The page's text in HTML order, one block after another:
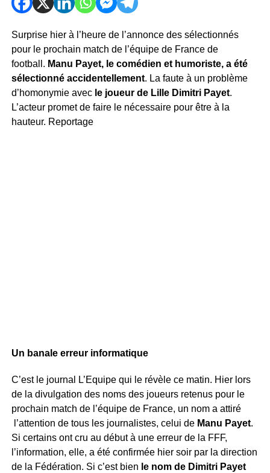
Surprise hier à l’heure de l’annonce des sélectionnés
pour le prochain match de l’équipe de France de
football. Manu Payet, le comédien et humoriste, a été
sélectionné accidentellement. La faute à un problème
d’homonymie avecle joueur de Lille Dimitri Payet.
L’acteur promet de faire le nécessaire pour être à la
hauteur. Reportage
Un banale erreur informatique
C’est le journal L’Equipe qui le révèle ce matin. Hier lors
de la divulgation des noms des joueurs retenus pour le
prochain match de l’équipe de France, un nom a attiré
l’attention de tous les journalistes, celui de Manu Payet.
Si certains ont cru au début à une erreur de la FFF,
l’information, elle, a été confirmée hier soir par la direction
de la Fédération. Si c’est bien le nom de Dimitri Payet